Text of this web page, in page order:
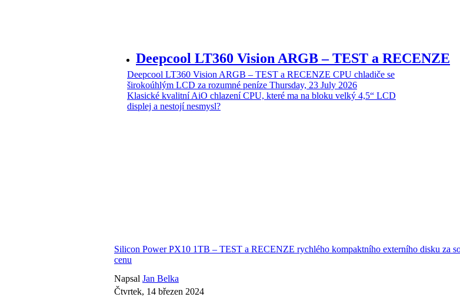
Deepcool LT360 Vision ARGB – TEST a RECENZE
Deepcool LT360 Vision ARGB – TEST a RECENZE CPU chladiče se
širokoúhlým LCD za rozumné peníze Thursday, 23 July 2026
Klasické kvalitní AiO chlazení CPU, které ma na bloku velký 4,5“ LCD
displej a nestojí nesmysl?
Silicon Power PX10 1TB – TEST a RECENZE rychlého kompaktního externího disku za
cenu
Napsal Jan Belka
Čtvrtek, 14 březen 2024